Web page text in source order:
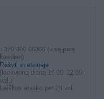
+370 800 66366 (visą parą
kasdien)
Rašyti svetainėje
(kiekvieną dieną 17.00–22.00
val.)
Laiškus atsako per 24 val.